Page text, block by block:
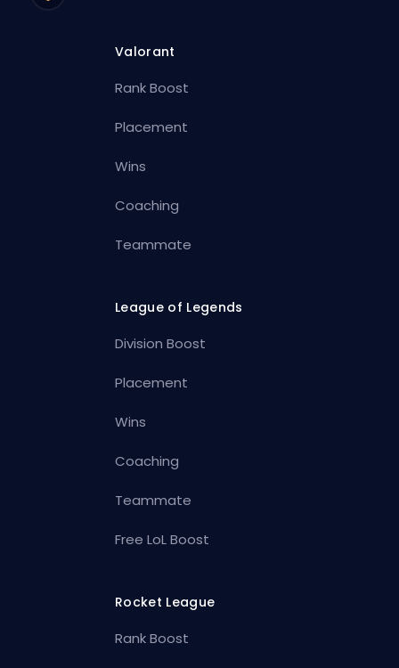
Valorant
Rank Boost
Placement
Wins
Coaching
Teammate
League of Legends
Division Boost
Placement
Wins
Coaching
Teammate
Free LoL Boost
Rocket League
Rank Boost